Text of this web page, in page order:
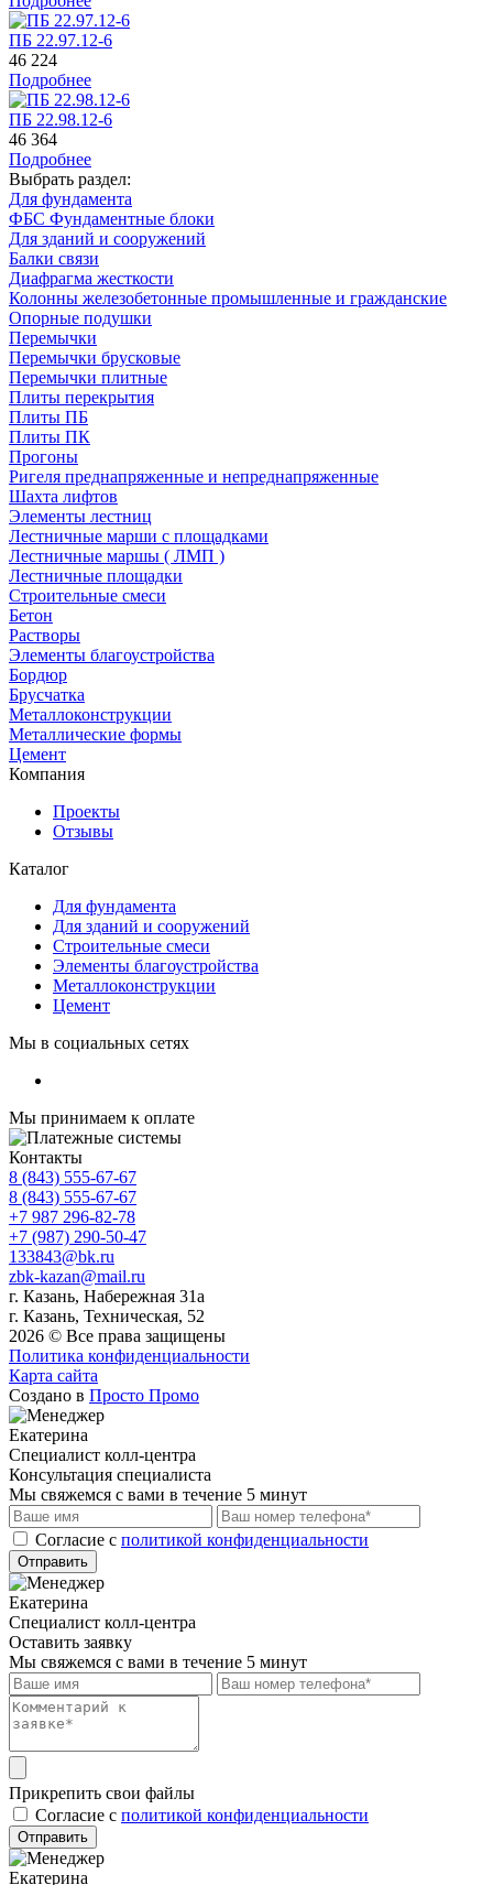
ПБ 22.97.12-6
46 224
Подробнее
ПБ 22.98.12-6
46 364
Подробнее
Выбрать раздел:
Для фундамента
ФБС Фундаментные блоки
Для зданий и сооружений
Балки связи
Диафрагма жесткости
Колонны железобетонные промышленные и гражданские
Опорные подушки
Перемычки
Перемычки брусковые
Перемычки плитные
Плиты перекрытия
Плиты ПБ
Плиты ПК
Прогоны
Ригеля преднапряженные и непреднапряженные
Шахта лифтов
Элементы лестниц
Лестничные марши с площадками
Лестничные маршы ( ЛМП )
Лестничные площадки
Строительные смеси
Бетон
Растворы
Элементы благоустройства
Бордюр
Брусчатка
Металлоконструкции
Металлические формы
Цемент
Компания
Проекты
Отзывы
Каталог
Для фундамента
Для зданий и сооружений
Строительные смеси
Элементы благоустройства
Металлоконструкции
Цемент
Мы в социальных сетях
Мы принимаем к оплате
Контакты
8 (843) 555-67-67
8 (843) 555-67-67
+7 987 296-82-78
+7 (987) 290-50-47
133843@bk.ru
zbk-kazan@mail.ru
г. Казань, Набережная 31а
г. Казань, Техническая, 52
2026 © Все права защищены
Политика конфиденциальности
Карта сайта
Создано в Просто Промо
Екатерина
Специалист колл-центра
Консультация специалиста
Мы свяжемся с вами в течение 5 минут
Cогласие с политикой конфиденциальности
Отправить
Екатерина
Специалист колл-центра
Оставить заявку
Мы свяжемся с вами в течение 5 минут
Прикрепить свои файлы
Cогласие с политикой конфиденциальности
Отправить
Екатерина